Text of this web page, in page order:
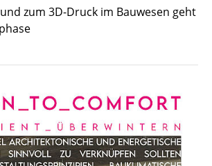
zum 3D-Druck im Bauwesen geht